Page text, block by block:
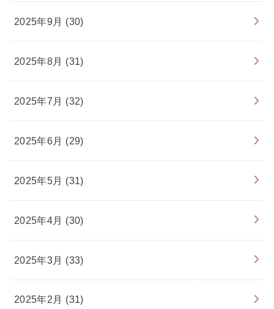
2025年9月 (30)
2025年8月 (31)
2025年7月 (32)
2025年6月 (29)
2025年5月 (31)
2025年4月 (30)
2025年3月 (33)
2025年2月 (31)